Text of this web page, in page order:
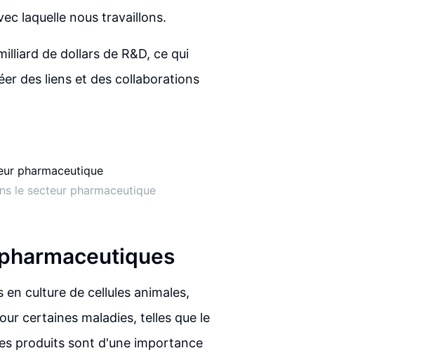
laquelle nous travaillons.
de dollars de R&D, ce qui
des liens et des collaborations
le secteur pharmaceutique
culture de cellules animales,
certaines maladies, telles que le
produits sont d'une importance